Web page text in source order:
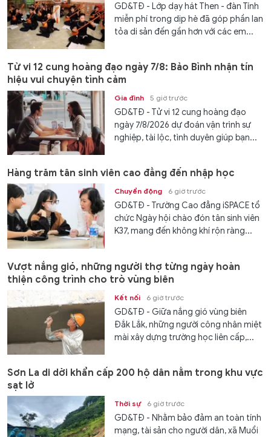
GD&TĐ - Lớp dạy hát Then - đàn Tính
miễn phí trong dịp hè đã góp phần lan
tỏa di sản đến gần hơn với các em...
Tử vi 12 cung hoàng đạo ngày 7/8: Bảo Bình nhận tín
hiệu vui chuyện tình cảm
Gia đình 5 giờ trước
GD&TĐ - Tử vi 12 cung hoàng đạo
ngày 7/8/2026 dự đoán vận trình sự
nghiệp, tài lộc, tình duyên giúp bạn...
Hàng trăm tân sinh viên cao đẳng đến nhập học
Chuyển động 6 giờ trước
GD&TĐ - Trường Cao đẳng iSPACE tổ
chức Ngày hội chào đón tân sinh viên
K37, mang đến không khí rộn ràng...
Vượt nắng gió, những người thợ từng ngày hoàn
thiện công trình cho trò vùng biên
Kết nối 6 giờ trước
GD&TĐ - Giữa nắng gió vùng biên
Đắk Lắk, những người công nhân miệt
mài xây dựng trường học liên cấp,...
Sơn La di dời khẩn cấp 200 hộ dân nằm trong khu vực
sạt lở
Thời sự 6 giờ trước
GD&TĐ - Nhằm bảo đảm an toàn tính
mạng, tài sản cho người dân, xã Muổi